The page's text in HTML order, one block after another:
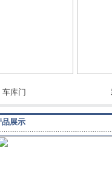
门 彩
品展示